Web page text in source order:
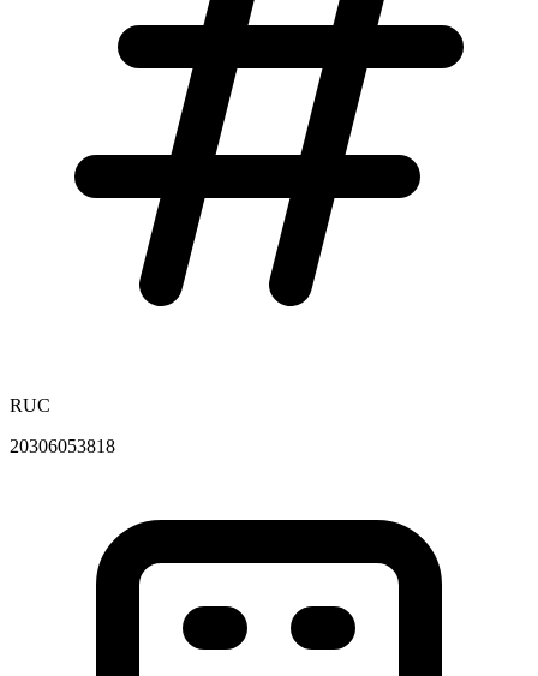
RUC
20306053818